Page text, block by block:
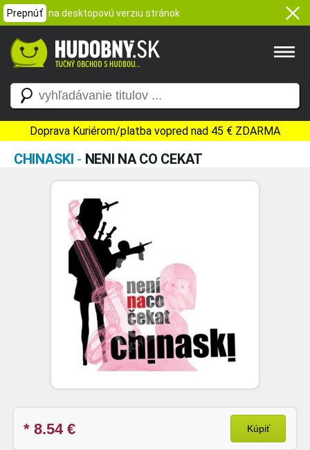
Prepnúť na desktopovú verziu stránok
Doprava Kuriérom/platba vopred nad 45 € ZDARMA
CHINASKI - NENI NA CO CEKAT
* 8.54€ Kúpiť